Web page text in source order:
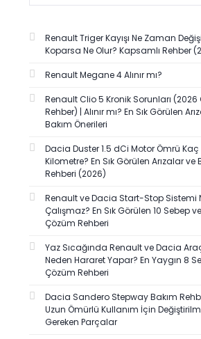
MAKO (6)
SOSA (6)
İBRAŞ (5)
SAGEMFRANS (5)
ÜÇEL (5)
ÜNÜVAR (5)
CAVO (4)
DEKAR (4)
ERKUT-ÖZİŞ (4)
GVA (4)
OKSA (4)
Renault Triger Kayışı Ne Zaman
Koparsa Ne Olur? Kapsamlı Rehber
Renault Megane 4 Alınır mı?
Renault Clio 5 Kronik Sorunları (2026
Rehber) | Alınır mı? En Sık Görülen
Bakım Önerileri
Dacia Duster 1.5 dCi Motor Ömrü Kaç
Kilometre? En Sık Görülen Arızalar ve
Rehberi (2026)
Renault ve Dacia Start-Stop Sistemi
Çalışmaz? En Sık Görülen 10 Sebep ve
Çözüm Rehberi
Yaz Sıcağında Renault ve Dacia
Neden Hararet Yapar? En Yaygın 8
Çözüm Rehberi
Dacia Sandero Stepway Bakım
Uzun Ömürlü Kullanım İçin
Gereken Parçalar